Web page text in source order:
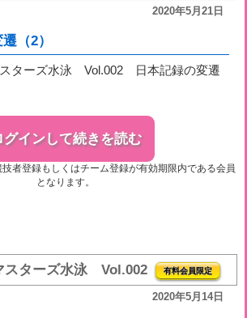
2020年5月21日
（2）
スターズ水泳 Vol.002 日本記録の変遷
グインして続きを読む
技者登録もしくはチーム登録が有効期限内である会員
となります。
スターズ水泳 Vol.002 有料会員限定
2020年5月14日